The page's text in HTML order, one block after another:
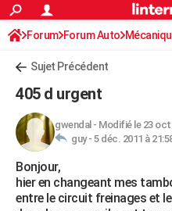
ACTUALITÉS
Politique
Société
Faits Divers
Education
Monde
Villes
+
FINANCE
Retraite
Impôts
Epargne
Immobilier
Risques naturels par ville
Banque
Assurance
Crédit
AUTO
Essais
Réserver un essai
Citadines
Berlines
SUV
Forum auto
+HIGH-TECH
Mobiles
Meilleur smartphone
Internet
Ordinateurs
Jeux vidéo
Guide high-tech
+
Forum Forum Auto
Sujet Précédent
405 d urgent
gwendal - Modifié le 23
guy - 5 déc. 2011 à
Bonjour,
hier en changeant mes
entre le circuit freinages et